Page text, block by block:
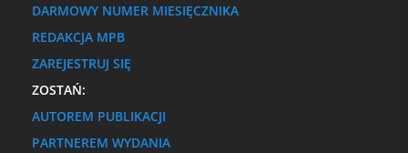
DARMOWY NUMER MIESIĘCZNIKA
REDAKCJA MPB
ZAREJESTRUJ SIĘ
ZOSTAŃ:
AUTOREM PUBLIKACJI
PARTNEREM WYDANIA